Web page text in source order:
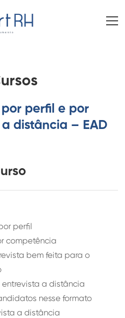
por perfil e por
distância – EAD
perfil
competência
bem feita para o
a distância
nesse formato
a distância